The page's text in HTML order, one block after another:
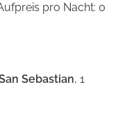
pro Nacht: 0
Sebastian, 1